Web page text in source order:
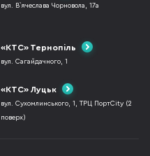
вул. В`ячеслава Чорновола, 17а
«КТС» Тернопіль
вул. Сагайдачного, 1
«КТС» Луцьк
вул. Сухомлинського, 1, ТРЦ ПортCity (2
поверх)